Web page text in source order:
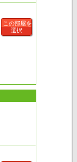
この部屋を
選択